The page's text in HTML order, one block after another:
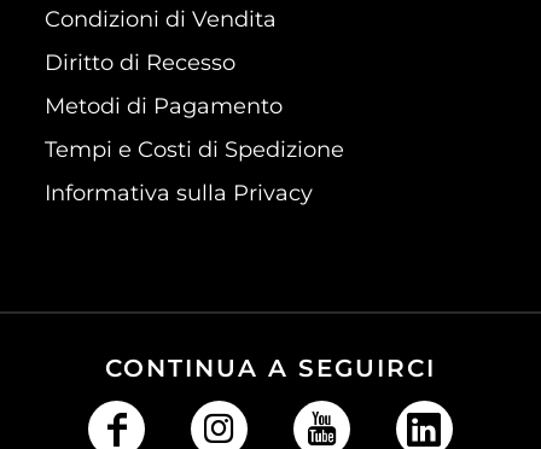
Condizioni di Vendita
Diritto di Recesso
Metodi di Pagamento
Tempi e Costi di Spedizione
Informativa sulla Privacy
CONTINUA A SEGUIRCI